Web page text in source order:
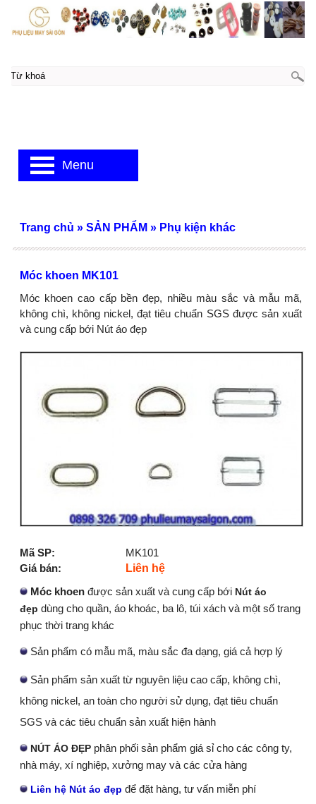
Móc khoen MK101
Móc khoen cao cấp bền đẹp, nhiều màu sắc và mẫu mã,
không chì, không nickel, đạt tiêu chuẩn SGS được sản xuất
và cung cấp bới Nút áo đẹp
Mã SP:
MK101
Giá bán:
Liên hệ
Móc khoenđược sản xuất và cung cấp bới Nút áo
đẹp dùng cho quần, áo khoác, ba lô, túi xách và một số trang
phục thời trang khác
Sản phẩm có mẫu mã, màu sắc đa dạng, giá cả hợp lý
Sản phẩm sản xuất từ nguyên liệu cao cấp, không chì,
không nickel, an toàn cho người sử dụng, đạt tiêu chuẩn
SGS và các tiêu chuẩn sản xuất hiện hành
NÚT ÁO ĐẸPphân phối sản phẩm giá sỉ cho các công ty,
nhà máy, xí nghiệp, xưởng may và các cửa hàng
Liên hệ Nút áo đẹp để đặt hàng, tư vấn miễn phí
Trang chủ » SẢN PHẨM » Phụ kiện khác
Menu